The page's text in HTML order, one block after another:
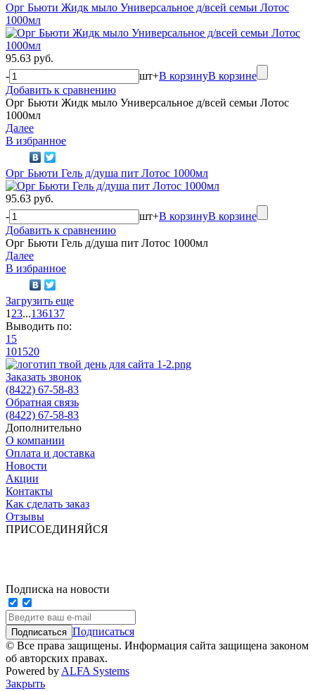
Орг Бьюти Жидк мыло Универсальное д/всей семьи Лотос
1000мл
95.63 руб.
-
шт+В корзинуВ корзине
Добавить к сравнению
Орг Бьюти Жидк мыло Универсальное д/всей семьи Лотос
1000мл
Далее
В избранное
Орг Бьюти Гель д/душа пит Лотос 1000мл
95.63 руб.
-
шт+В корзинуВ корзине
Добавить к сравнению
Орг Бьюти Гель д/душа пит Лотос 1000мл
Далее
В избранное
Загрузить еще
1 23...136137
Выводить по:
15
101520
Заказать звонок
(8422) 67-58-83
Обратная связь
(8422) 67-58-83
Дополнительно
О компании
Оплата и доставка
Новости
Акции
Контакты
Как сделать заказ
Отзывы
ПРИСОЕДИНЯЙСЯ
Подписка на новости
Подписаться
© Все права защищены. Информация сайта защищена законом
об авторских правах.
Powered by ALFA Systems
Закрыть